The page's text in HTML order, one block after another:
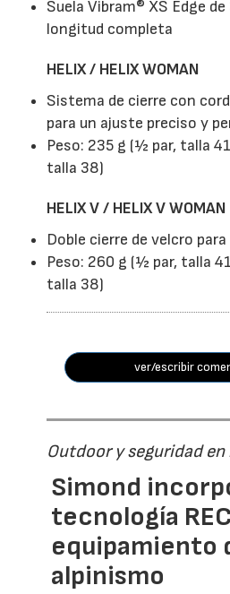
Suela Vibram® XS Edge
longitud completa
HELIX / HELIX WOMAN
Sistema de cierre con
para un ajuste preciso y
Peso: 235 g (½ par, talla
talla 38)
HELIX V / HELIX V WOMAN
Doble cierre de velcro
Peso: 260 g (½ par, talla
talla 38)
ver/escribir
Outdoor y seguridad
Simond
tecnología
equipamiento
alpinismo